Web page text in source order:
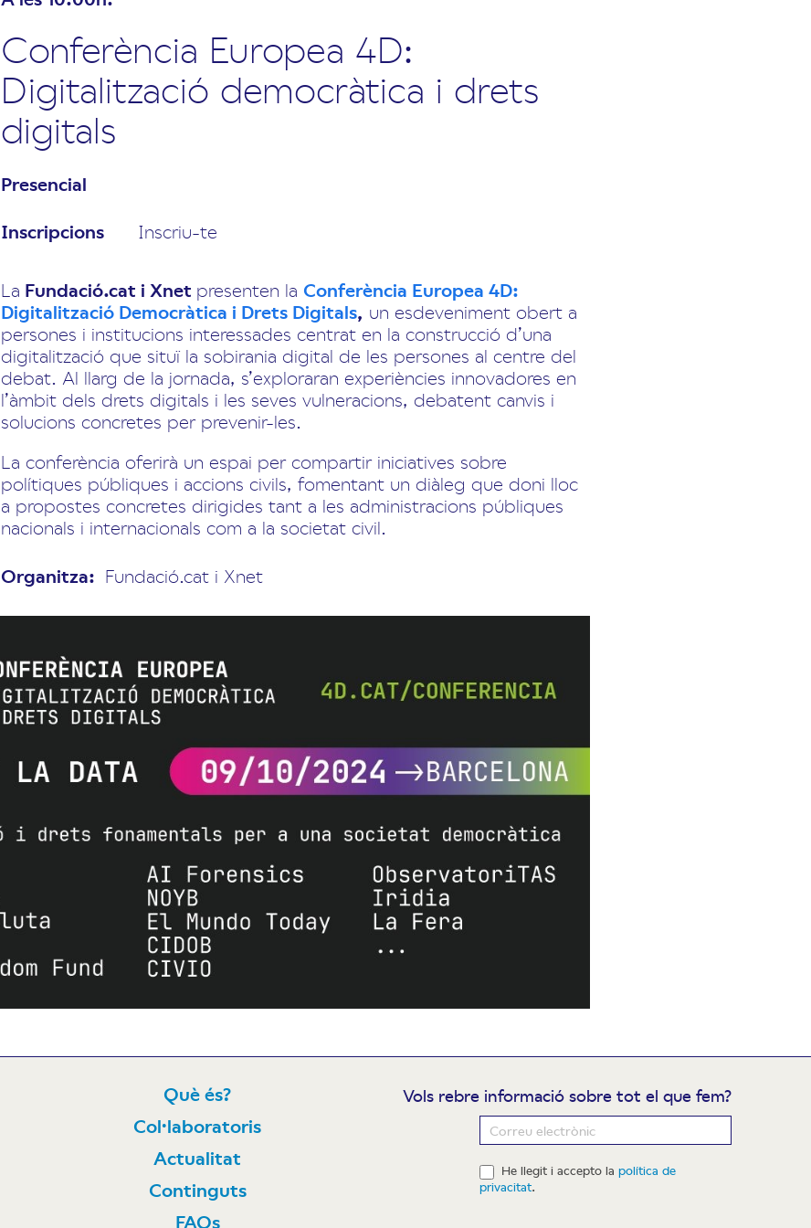
Conferència Europea 4D:
Digitalització democràtica i drets
digitals
Presencial
Inscripcions
Inscriu-te
La Fundació.cat i Xnet presenten la Conferència Europea 4D:
Digitalització Democràtica i Drets Digitals, un esdeveniment obert a
persones i institucions interessades centrat en la construcció d’una
digitalització que situï la sobirania digital de les persones al centre del
debat. Al llarg de la jornada, s’exploraran experiències innovadores en
l’àmbit dels drets digitals i les seves vulneracions, debatent canvis i
solucions concretes per prevenir-les.
La conferència oferirà un espai per compartir iniciatives sobre
polítiques públiques i accions civils, fomentant un diàleg que doni lloc
a propostes concretes dirigides tant a les administracions públiques
nacionals i internacionals com a la societat civil.
Organitza: Fundació.cat i Xnet
Què és?
Col·laboratoris
Actualitat
Continguts
FAQs
Vols rebre informació sobre tot el que fem?
He llegit i accepto lapolítica de
privacitat.